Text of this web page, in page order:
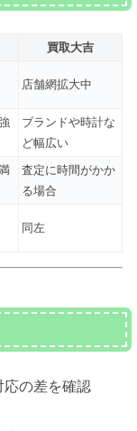
買取大吉
店舗網拡大中
ブランドや時計な
ど幅広い
査定に時間がかか
る場合
同左
応の差を確認